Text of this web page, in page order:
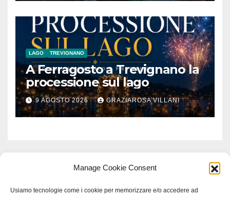
Manage Cookie Consent
Usiamo tecnologie come i cookie per memorizzare e/o accedere ad
LAGO TREVIGNANO
A Ferragosto a Trevignano la
processione sul lago
9 AGOSTO 2026 GRAZIAROSA VILLANI